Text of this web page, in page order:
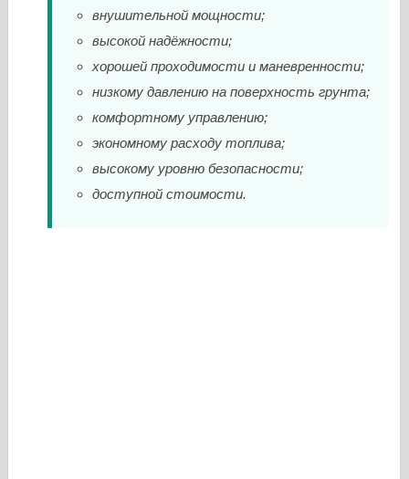
внушительной мощности;
высокой надёжности;
хорошей проходимости и маневренности;
низкому давлению на поверхность грунта;
комфортному управлению;
экономному расходу топлива;
высокому уровню безопасности;
доступной стоимости.